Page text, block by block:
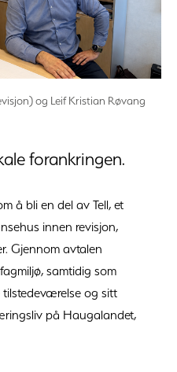
og Leif Kristian Røvang
forankringen.
å bli en del av Tell, et
innen revisjon,
Gjennom avtalen
samtidig som
tilstedeværelse og sitt
på Haugalandet,